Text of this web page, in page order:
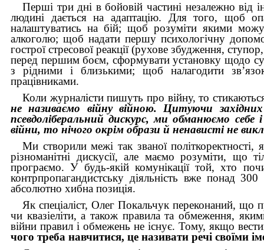
Перші три дні в бойовій частині незалежно від
людині дається на адаптацію. Для того, щоб
налаштуватись на бій; щоб розуміти якими
алкоголю; щоб надати першу психологічну
гострої стресової реакції (рухове збудження,
перед першим боєм, сформувати установку щодо
з рідними і близькими; щоб налагодити
працівниками.
Коли журналісти пишуть про війну, то
не називаємо війну війною. Цитуючи
псевдоліберальний дискурс, ми обманюємо
війни, то нічого окрім образи й ненависті не
Ми створили межі так званої
різноманітні дискусії, але маємо розуміти, що
програємо. У будь-якій комунікації той, хто
контрпропагандистську діяльність вже понад
абсолютно хибна позиція.
Як спеціаліст, Олег Покальчук переконаний, що
чи квазіеліти, а також правила та обмеження,
війни правил і обмежень не існує. Тому, якщо
чого треба навчитися, це називати речі своїми